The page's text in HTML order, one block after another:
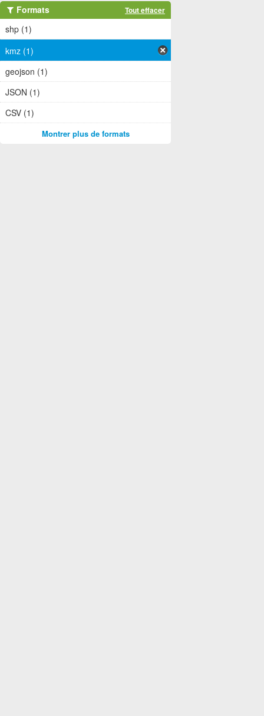
Formats Tout effacer
shp (1)
kmz (1)
geojson (1)
JSON (1)
CSV (1)
Montrer plus de formats